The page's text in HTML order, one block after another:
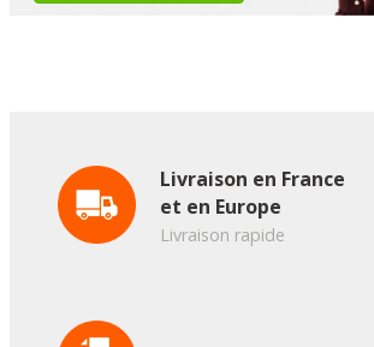
Livraison en France
et en Europe
Livraison rapide